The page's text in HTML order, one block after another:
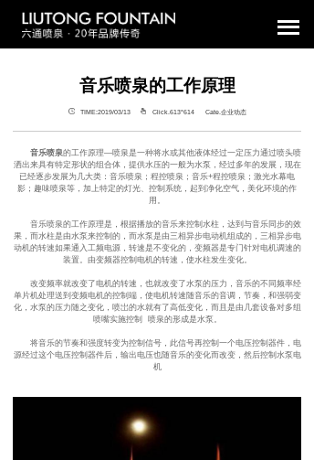
音乐喷泉的工作原理
TIME:2019/03/13 Click.613°614 Cate.企业动态
音乐喷泉的工作原理—喷泉是一种将水或其他液体经过一定压力通过喷头喷
洒出来具有特定形状的组合体，提供水压的一般为水泵，经过多年的发展，现在
已经逐步发展为几大类：音乐喷泉；程控喷泉；音乐+程控喷泉；激光水幕电
影；趣味喷泉等，加上特定的灯光、控制系统，起到净化空气，美化环境的作
用。
音乐喷泉的工作原理是，根据播放的音乐来控制水柱，达到与音乐同步的效
果，而水柱是由水泵来控制的，而水泵是由三相异步电动机组成的，三相异步电
动机的转速如果通入工频电源，转速是不变化的，变频器是专门针对电机调速的
装置。由变频器控制电机的转速，使水柱发生变化。
改变频率就改变了电机的转速，也就改变了水泵的压力，音乐的不同频率经
单片机处理送到变频电机的控制端，使电机转速随音乐的音调，节奏，和强弱变
化，水泵的压力随之变化，喷岀的水就有了高低变化，而且是由几套设备对多组
喷嘴实施控制 喷泉的形成是水泵。
将音乐的节奏和强度转变为控制信号，此信号再控制一个电压控制器件，电
源经过这个电压控制器件后，输出电压也随音乐的变化而改变，然后控制水泵电
机